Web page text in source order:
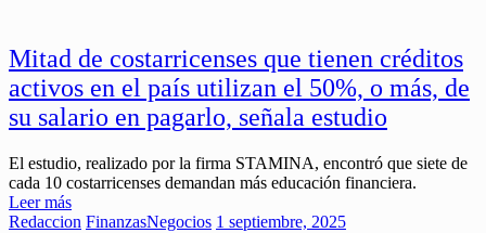
Mitad de costarricenses que tienen créditos
activos en el país utilizan el 50%, o más, de
su salario en pagarlo, señala estudio
El estudio, realizado por la firma STAMINA, encontró que siete de
cada 10 costarricenses demandan más educación financiera.
Leer más
Redaccion FinanzasNegocios 1 septiembre, 2025